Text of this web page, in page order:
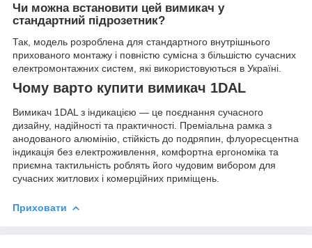
Чи можна встановити цей вимикач у
стандартний підрозетник?
Так, модель розроблена для стандартного внутрішнього
прихованого монтажу і повністю сумісна з більшістю сучасних
електромонтажних систем, які використовуються в Україні.
Чому варто купити вимикач 1DAL
Вимикач 1DAL з індикацією — це поєднання сучасного
дизайну, надійності та практичності. Преміальна рамка з
анодованого алюмінію, стійкість до подряпин, флуоресцентна
індикація без електроживлення, комфортна ергономіка та
приємна тактильність роблять його чудовим вибором для
сучасних житлових і комерційних приміщень.
Приховати